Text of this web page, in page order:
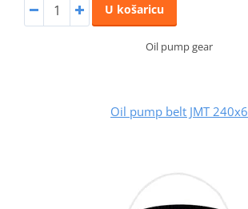
U košaricu
Oil pump gear
Oil pump belt JMT 240x6